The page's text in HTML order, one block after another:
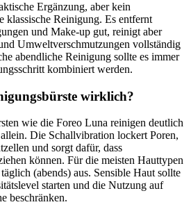
Ergänzung, aber kein
klassische Reinigung. Es entfernt
und Make-up gut, reinigt aber
Umweltverschmutzungen vollständig
abendliche Reinigung sollte es immer
kombiniert werden.
wirklich?
wie die Foreo Luna reinigen deutlich
Die Schallvibration lockert Poren,
und sorgt dafür, dass
können. Für die meisten Hauttypen
(abends) aus. Sensible Haut sollte
starten und die Nutzung auf
beschränken.